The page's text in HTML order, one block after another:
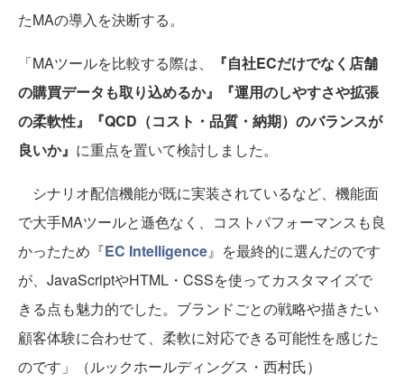
たMAの導入を決断する。
「MAツールを比較する際は、
『自社ECだけでなく店舗
の購買データも取り込めるか』『運用のしやすさや拡張
の柔軟性』『QCD（コスト・品質・納期）のバランスが
良いか』 に重点を置いて検討しました。
シナリオ配信機能が既に実装されているなど、機能面
で大手MAツールと遜色なく、コストパフォーマンスも良
かったため『EC Intelligence』を最終的に選んだのです
が、JavaScriptやHTML・CSSを使ってカスタマイズで
きる点も魅力的でした。ブランドごとの戦略や描きたい
顧客体験に合わせて、柔軟に対応できる可能性を感じた
のです」（ルックホールディングス・西村氏）